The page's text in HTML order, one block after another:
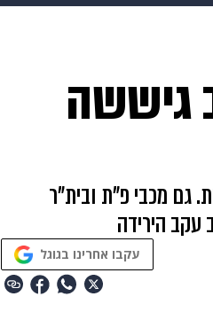
פרויקטים מיוחדים
גיששה
גם מכבי פ"ת ובית"ר
עקב הירידה
עקבו אחרינו בגוגל